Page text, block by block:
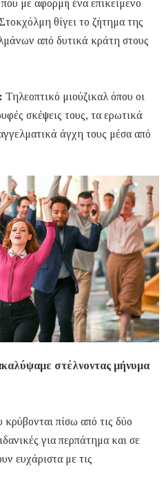
με αφορμή ένα επικείμενο
θίγει το ζήτημα της
από δυτικά κράτη στους
Τηλεοπτικό μιούζικαλ όπου οι
σκέψεις τους, τα ερωτικά
άγχη τους μέσα από
στέλνοντας μήνυμα
κρύβονται πίσω από τις δύο
για περπάτημα και σε
ευχάριστα με τις